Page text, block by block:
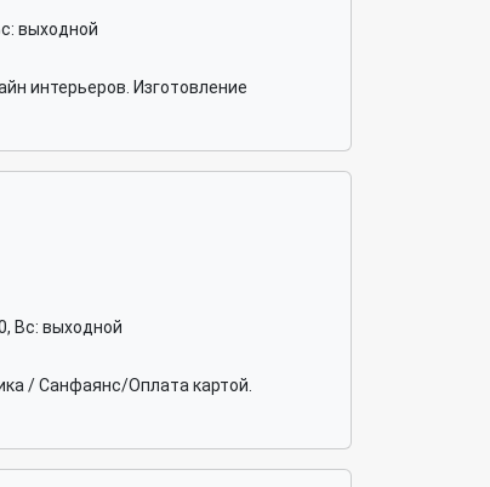
выходной
интерьеров. Изготовление
Вс: выходной
/ Санфаянс/Оплата картой.